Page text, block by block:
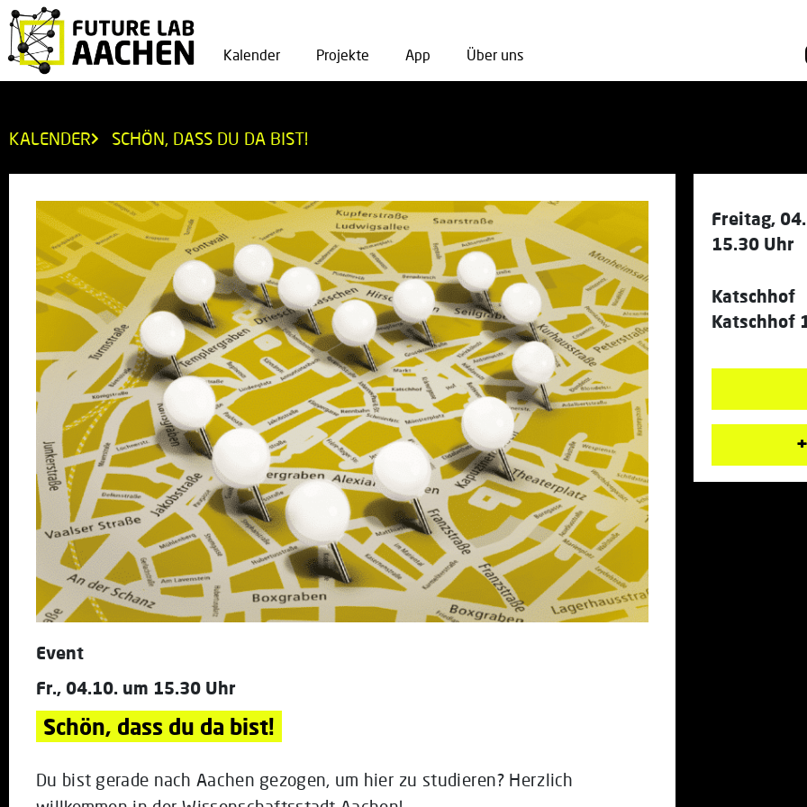
Kalender Projekte App Über uns
KALENDER SCHÖN, DASS DU DA BIST!
Event
Fr., 04.10. um 15.30 Uhr
Schön, dass du da bist!
Du bist gerade nach Aachen gezogen, um hier zu studieren? Herzlich
Freitag,
15.30 Uhr
Katschhof
Katschhof